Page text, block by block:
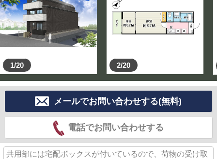
1/20 2/20
メールでお問い合わせする(無料)
電話でお問い合わせする
共用部には宅配ボックスが付いているので、荷物の受け取